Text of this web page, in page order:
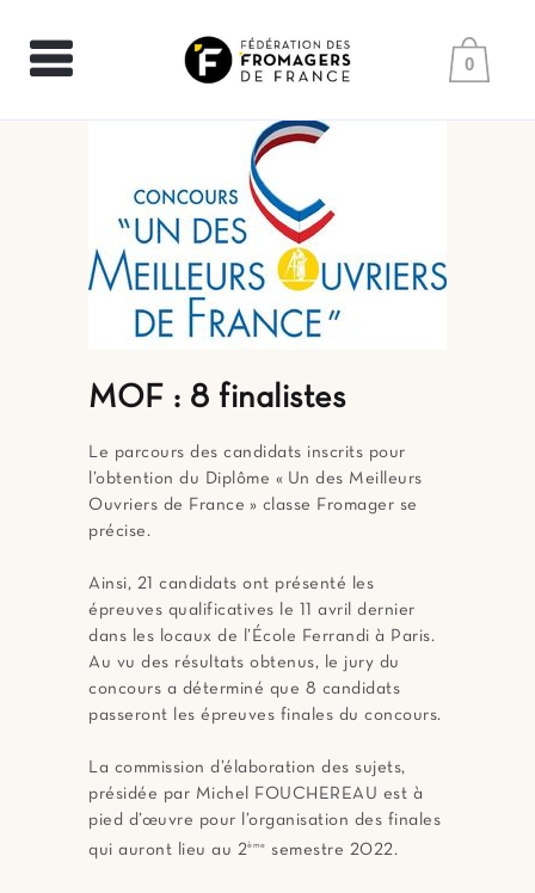
0
MOF : 8 finalistes
Le parcours des candidats inscrits pour
l’obtention du Diplôme « Un des Meilleurs
Ouvriers de France » classe Fromager se
précise.
Ainsi, 21 candidats ont présenté les
épreuves qualificatives le 11 avril dernier
dans les locaux de l’École Ferrandi à Paris.
Au vu des résultats obtenus, le jury du
concours a déterminé que 8 candidats
passeront les épreuves finales du concours.
La commission d’élaboration des sujets,
présidée par Michel FOUCHEREAU est à
pied d’œuvre pour l’organisation des finales
qui auront lieu au 2ème semestre 2022.